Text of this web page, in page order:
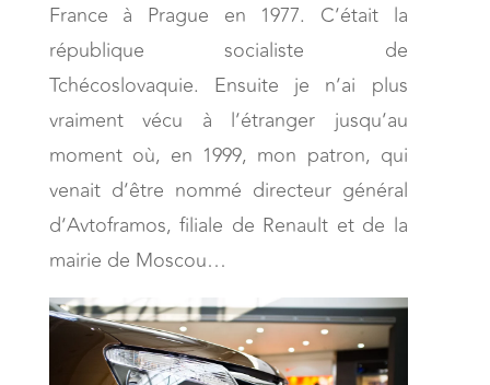
France à Prague en 1977. C’était la
république socialiste de
Tchécoslovaquie. Ensuite je n’ai plus
vraiment vécu à l’étranger jusqu’au
moment où, en 1999, mon patron, qui
venait d’être nommé directeur général
d’Avtoframos, filiale de Renault et de la
mairie de Moscou…